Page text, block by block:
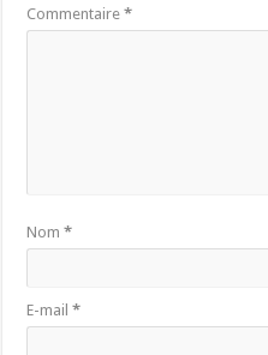
Commentaire*
Nom*
E-mail*